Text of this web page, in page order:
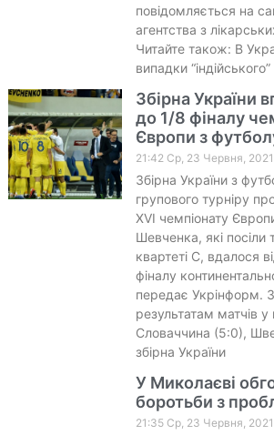
повідомляється на
агентства з
Читайте також: В
випадки
Збірна України
до 1/8 фіналу
Європи з
21:42 Ср, 23 Червня, 2021
Збірна України з
групового турніру
XVI чемпіонату
Шевченка, які посіли
квартеті С, вдалося
фіналу
передає Укрінформ.
результатам матчів у
Словаччина (5:0),
збірна України
У Миколаєві
боротьби з
21:35 Ср, 23 Червня, 2021